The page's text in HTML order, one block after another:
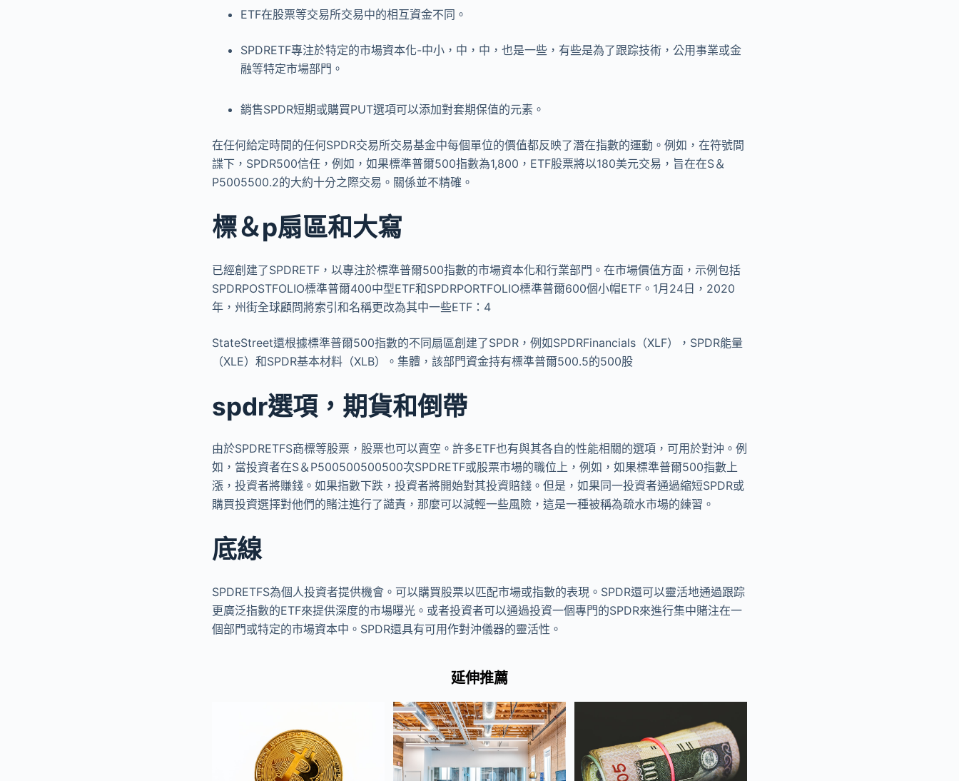
ETF在股票等交易所交易中的相互資金不同。
SPDRETF專注於特定的市場資本化-中小，中，中，也是一些，有些是為了跟踪技術，公用事業或金
融等特定市場部門。
銷售SPDR短期或購買PUT選項可以添加對套期保值的元素。
在任何給定時間的任何SPDR交易所交易基金中每個單位的價值都反映了潛在指數的運動。例如，在符號間
諜下，SPDR500信任，例如，如果標準普爾500指數為1,800，ETF股票將以180美元交易，旨在在S＆
P5005500.2的大約十分之際交易。關係並不精確。
標＆p扇區和大寫
已經創建了SPDRETF，以專注於標準普爾500指數的市場資本化和行業部門。在市場價值方面，示例包括
SPDRPOSTFOLIO標準普爾400中型ETF和SPDRPORTFOLIO標準普爾600個小帽ETF。1月24日，2020
年，州街全球顧問將索引和名稱更改為其中一些ETF：4
StateStreet還根據標準普爾500指數的不同扇區創建了SPDR，例如SPDRFinancials（XLF），SPDR能量
（XLE）和SPDR基本材料（XLB）。集體，該部門資金持有標準普爾500.5的500股
spdr選項，期貨和倒帶
由於SPDRETFS商標等股票，股票也可以賣空。許多ETF也有與其各自的性能相關的選項，可用於對沖。例
如，當投資者在S＆P500500500500次SPDRETF或股票市場的職位上，例如，如果標準普爾500指數上
漲，投資者將賺錢。如果指數下跌，投資者將開始對其投資賠錢。但是，如果同一投資者通過縮短SPDR或
購買投資選擇對他們的賭注進行了譴責，那麼可以減輕一些風險，這是一種被稱為疏水市場的練習。
底線
SPDRETFS為個人投資者提供機會。可以購買股票以匹配市場或指數的表現。SPDR還可以靈活地通過跟踪
更廣泛指數的ETF來提供深度的市場曝光。或者投資者可以通過投資一個專門的SPDR來進行集中賭注在一
個部門或特定的市場資本中。SPDR還具有可用作對沖儀器的靈活性。
延伸推薦